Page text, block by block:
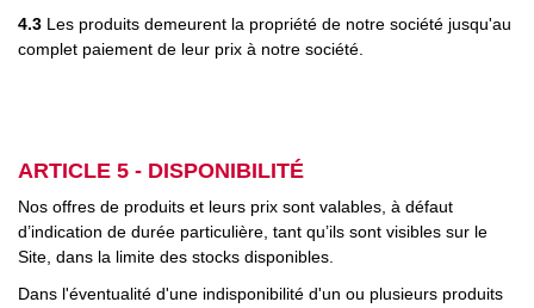
4.3 Les produits demeurent la propriété de notre société jusqu'au
complet paiement de leur prix à notre société.
ARTICLE 5 - DISPONIBILITÉ
Nos offres de produits et leurs prix sont valables, à défaut
d’indication de durée particulière, tant qu’ils sont visibles sur le
Site, dans la limite des stocks disponibles.
Dans l'éventualité d'une indisponibilité d'un ou plusieurs produits